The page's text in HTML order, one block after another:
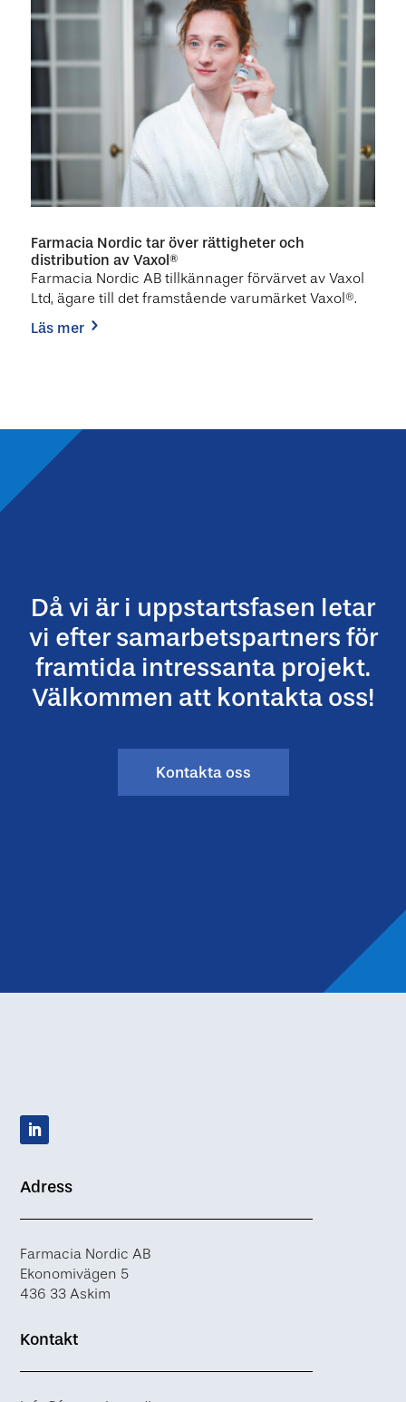
Farmacia Nordic tar över rättigheter och
distribution av Vaxol®
Farmacia Nordic AB tillkännager förvärvet av Vaxol
Ltd, ägare till det framstående varumärket Vaxol®.
läs mer
Då vi är i uppstartsfasen letar
vi efter samarbetspartners för
framtida intressanta projekt.
Välkommen att kontakta oss!
Kontakta oss
Adress
Farmacia Nordic AB
Ekonomivägen 5
436 33 Askim
Kontakt